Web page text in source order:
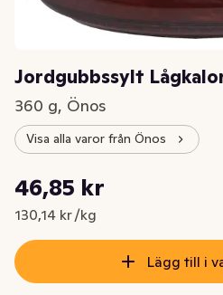
Jordgubbssylt
360 g, Önos
Visa alla varor från Önos
Nuvarande pris är: 46,85 kr
46,85 kr
130,14 kr /kg
Styckpris: 130,14 kr /kg
Lägg till i